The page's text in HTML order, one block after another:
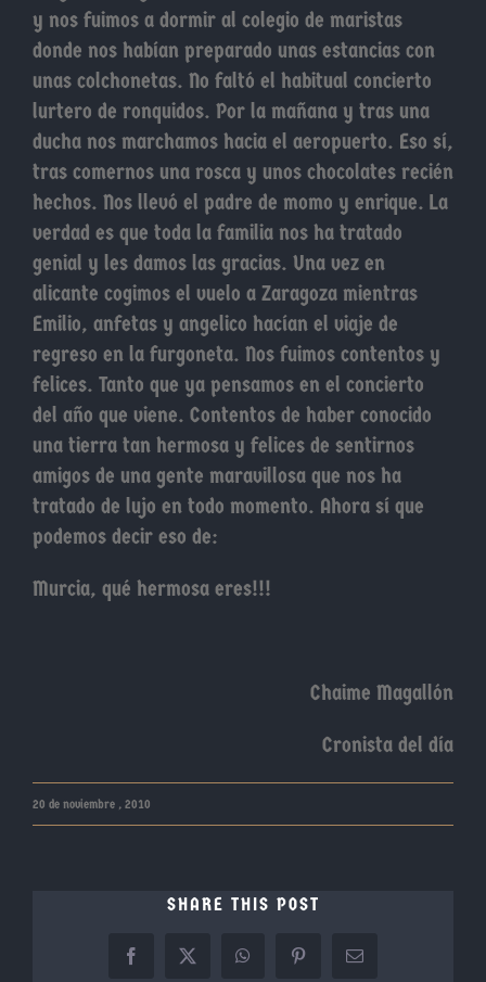
y nos fuimos a dormir al colegio de maristas
donde nos habían preparado unas estancias con
unas colchonetas. No faltó el habitual concierto
lurtero de ronquidos. Por la mañana y tras una
ducha nos marchamos hacia el aeropuerto. Eso sí,
tras comernos una rosca y unos chocolates recién
hechos. Nos llevó el padre de momo y enrique. La
verdad es que toda la familia nos ha tratado
genial y les damos las gracias. Una vez en
alicante cogimos el vuelo a Zaragoza mientras
Emilio, anfetas y angelico hacían el viaje de
regreso en la furgoneta. Nos fuimos contentos y
felices. Tanto que ya pensamos en el concierto
del año que viene. Contentos de haber conocido
una tierra tan hermosa y felices de sentirnos
amigos de una gente maravillosa que nos ha
tratado de lujo en todo momento. Ahora sí que
podemos decir eso de:
Murcia, qué hermosa eres!!!
Chaime Magallón
Cronista del día
20 de noviembre , 2010
SHARE THIS POST
Facebook
X WhatsAppPinterestCorreo